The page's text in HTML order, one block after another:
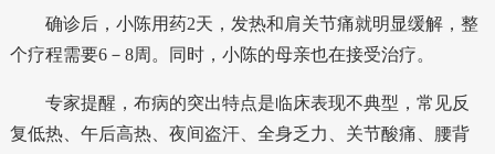
确诊后，小陈用药2天，发热和肩关节痛就明显缓解，整
个疗程需要6－8周。同时，小陈的母亲也在接受治疗。
专家提醒，布病的突出特点是临床表现不典型，常见反
复低热、午后高热、夜间盗汗、全身乏力、关节酸痛、腰背